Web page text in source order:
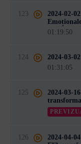
123
2024-02-
01:19:50
124
2024-03-
01:31:05
125
2024-03-
126
2024-04-